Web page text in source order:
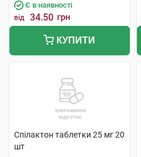
Є в наявності
від 34.50 грн
КУПИТИ
Спілактон таблетки 25 мг 20
шт